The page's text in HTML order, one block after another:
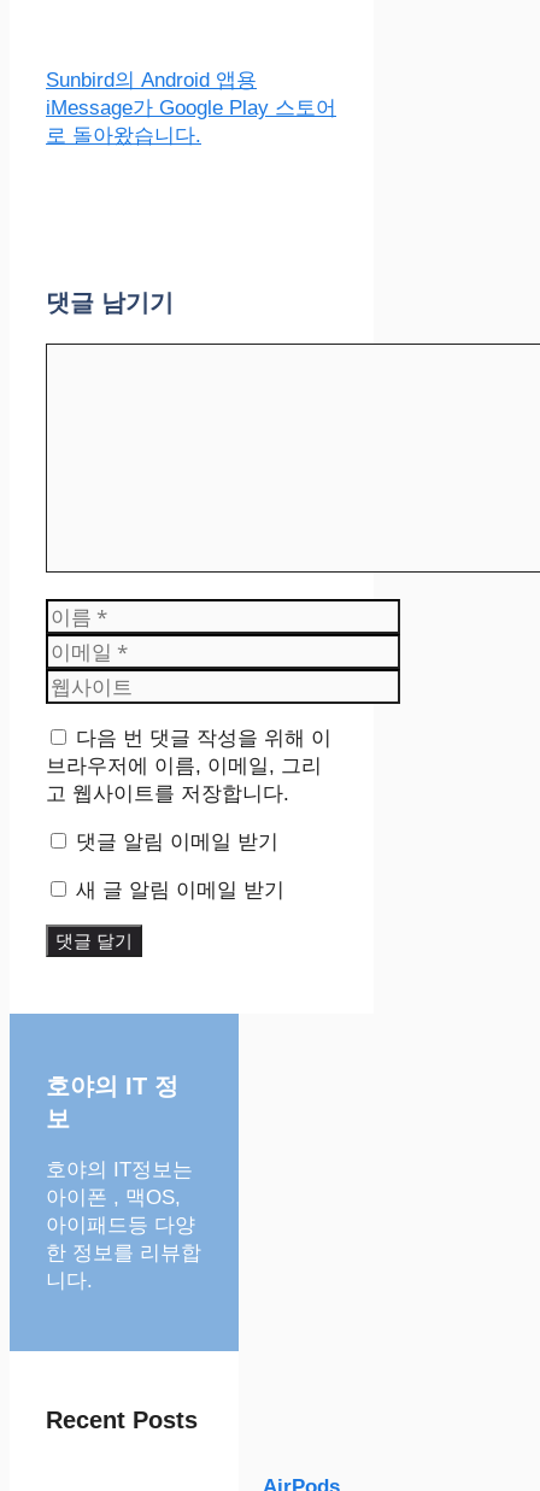
Sunbird의 Android 앱용
iMessage가 Google Play 스토어
로 돌아왔습니다.
댓글 남기기
이
름
이
메
일
웹
사
이
트
다음 번 댓글 작성을 위해 이
브라우저에 이름, 이메일, 그리
고 웹사이트를 저장합니다.
댓글 알림 이메일 받기
새 글 알림 이메일 받기
호야의 IT 정
보
호야의 IT정보는
아이폰 , 맥OS,
아이패드등 다양
한 정보를 리뷰합
니다.
Recent Posts